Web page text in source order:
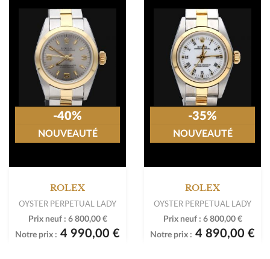
ROLEX
OYSTER PERPETUAL LADY
Prix neuf : 6 800,00 €
Notre prix : 4 990,00 €
-40%
NOUVEAUTÉ
ROLEX
OYSTER PERPETUAL LADY
Prix neuf : 6 800,00 €
Notre prix : 4 890,00 €
-35%
NOUVEAUTÉ